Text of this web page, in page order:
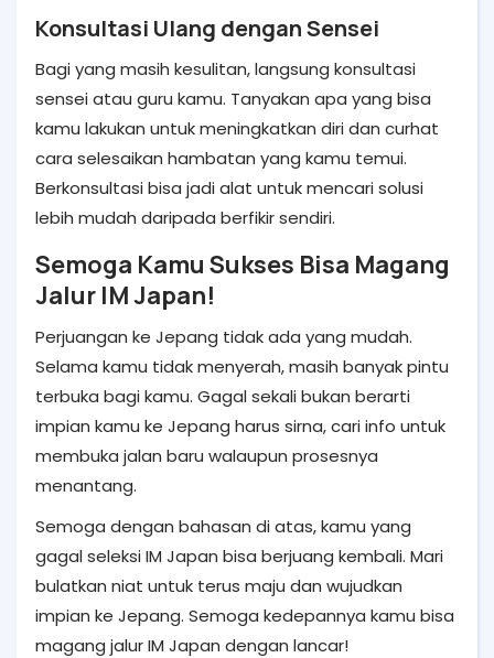
Konsultasi Ulang dengan Sensei
Bagi yang masih kesulitan, langsung konsultasi
sensei atau guru kamu. Tanyakan apa yang bisa
kamu lakukan untuk meningkatkan diri dan curhat
cara selesaikan hambatan yang kamu temui.
Berkonsultasi bisa jadi alat untuk mencari solusi
lebih mudah daripada berfikir sendiri.
Semoga Kamu Sukses Bisa Magang
Jalur IM Japan!
Perjuangan ke Jepang tidak ada yang mudah.
Selama kamu tidak menyerah, masih banyak pintu
terbuka bagi kamu. Gagal sekali bukan berarti
impian kamu ke Jepang harus sirna, cari info untuk
membuka jalan baru walaupun prosesnya
menantang.
Semoga dengan bahasan di atas, kamu yang
gagal seleksi IM Japan bisa berjuang kembali. Mari
bulatkan niat untuk terus maju dan wujudkan
impian ke Jepang. Semoga kedepannya kamu bisa
magang jalur IM Japan dengan lancar!